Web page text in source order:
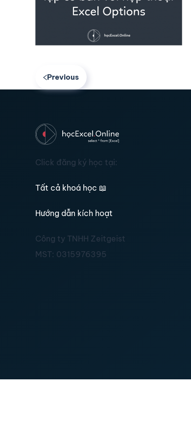
Previous
Click đăng ký học tại:
Tất cả khoá học 📖
Hướng dẫn kích hoạt
Công ty TNHH Zeitgeist
MST: 0315976395